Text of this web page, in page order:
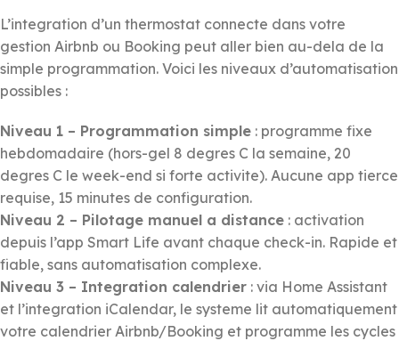
L’integration d’un thermostat connecte dans votre
gestion Airbnb ou Booking peut aller bien au-dela de la
simple programmation. Voici les niveaux d’automatisation
possibles :
Niveau 1 – Programmation simple : programme fixe
hebdomadaire (hors-gel 8 degres C la semaine, 20
degres C le week-end si forte activite). Aucune app tierce
requise, 15 minutes de configuration.
Niveau 2 – Pilotage manuel a distance : activation
depuis l’app Smart Life avant chaque check-in. Rapide et
fiable, sans automatisation complexe.
Niveau 3 – Integration calendrier : via Home Assistant
et l’integration iCalendar, le systeme lit automatiquement
votre calendrier Airbnb/Booking et programme les cycles